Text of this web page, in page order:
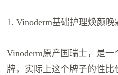
1. Vinoderm基础护理焕颜晚
Vinoderm原产国瑞士，是
牌，实际上这个牌子的性比